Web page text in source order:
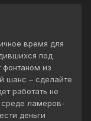
время для
под
фонтаном из
шанс – сделайте
работать не
среде ламеров-
деньги